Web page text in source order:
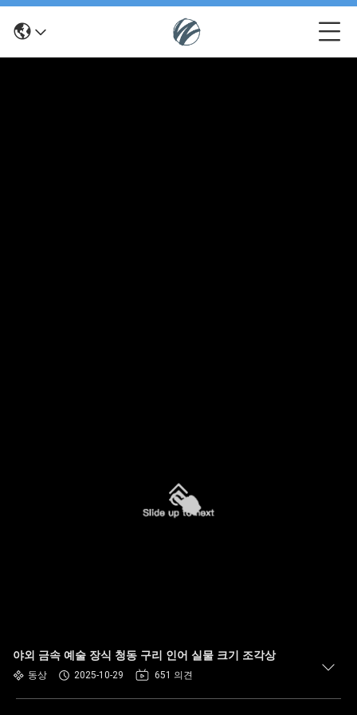
야외 금속 예술 장식 청동 구리 인어 실물 크기 조각상
동상 2025-10-29 651 의견